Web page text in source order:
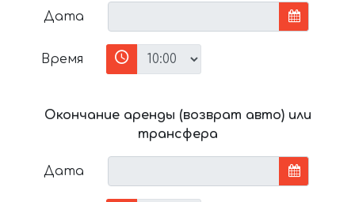
Дата
Время
Окончание аренды (возврат авто) или
трансфера
Дата